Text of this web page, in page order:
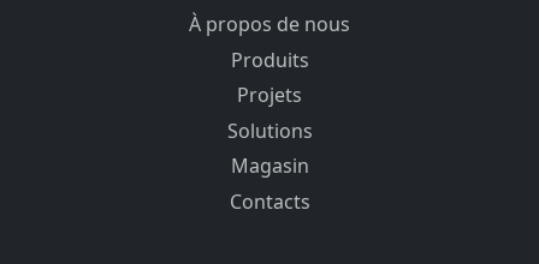
À propos de nous
Produits
Projets
Solutions
Magasin
Contacts